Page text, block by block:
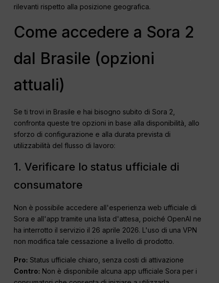
rilevanti rispetto alla posizione geografica.
Come accedere a Sora 2
dal Brasile (opzioni
attuali)
Se ti trovi in Brasile e hai bisogno subito di Sora 2,
confronta queste tre opzioni in base alla disponibilità, allo
sforzo di configurazione e alla durata prevista di
utilizzabilità del flusso di lavoro:
1. Verificare lo status ufficiale di
consumatore
Non è possibile accedere all'esperienza web ufficiale di
Sora e all'app tramite una lista d'attesa, poiché OpenAI ne
ha interrotto il servizio il 26 aprile 2026. L'uso di una VPN
non modifica tale cessazione a livello di prodotto.
Pro: Status ufficiale chiaro, senza costi di attivazione
Contro: Non è disponibile alcuna app ufficiale Sora per i